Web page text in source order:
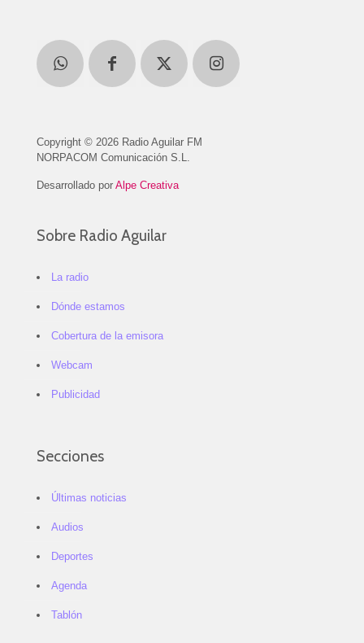
Copyright © 2026 Radio Aguilar FM
NORPACOM Comunicación S.L.
Desarrollado por Alpe Creativa
Sobre Radio Aguilar
La radio
Dónde estamos
Cobertura de la emisora
Webcam
Publicidad
Secciones
Últimas noticias
Audios
Deportes
Agenda
Tablón